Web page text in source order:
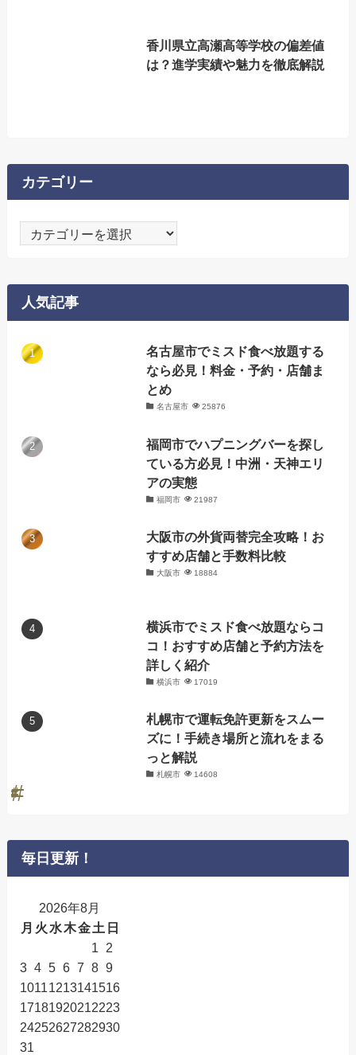
香川県立高瀬高等学校の偏差値
は？進学実績や魅力を徹底解説
カテゴリー
ー
人気記事
名古屋市でミスド食べ放題する
なら必見！料金・予約・店舗ま
とめ
名古屋市 25876
福岡市でハプニングバーを探し
ている方必見！中洲・天神エリ
アの実態
福岡市 21987
大阪市の外貨両替完全攻略！お
すすめ店舗と手数料比較
大阪市 18884
横浜市でミスド食べ放題ならコ
コ！おすすめ店舗と予約方法を
詳しく紹介
横浜市 17019
札幌市で運転免許更新をスムー
ズに！手続き場所と流れをまる
っと解説
札幌市 14608
毎日更新！
2026年8月
月 火 水木金土 日
1
2
3 4 5 6 7 8 9
10111213141516
17181920212223
24252627282930
31